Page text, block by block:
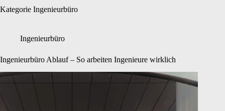
Kategorie Ingenieurbüro
Ingenieurbüro
Ingenieurbüro Ablauf – So arbeiten Ingenieure wirklich